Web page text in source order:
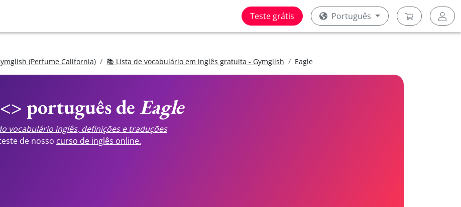
Teste grátis Português
(Perfume California) 📚 Lista de vocabulário em inglês gratuita - Gymglish Eagle
português de Eagle
vocabulário inglês, definições e traduções
de nosso curso de inglês online.